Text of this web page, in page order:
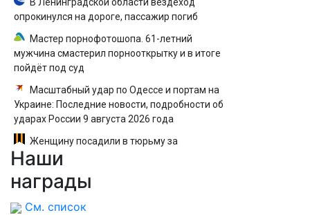
опрокинулся на дороге, пассажир погиб
Мастер порнофотошопа. 61-летний
мужчина смастерил порнооткрытку и в итоге
пойдёт под суд
Масштабный удар по Одессе и портам на
Украине: Последние новости, подробности об
ударах России 9 августа 2026 года
Женщину посадили в тюрьму за
необычное имя сына
Наши
награды
См. список